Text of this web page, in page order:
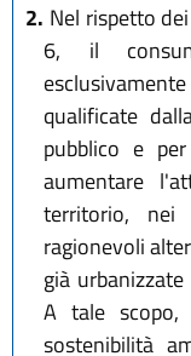
2. Nel rispetto
6, il
qualificate
pubblico e
aumentare
territorio,
ragionevoli
già
A tale scopo,
sostenibilità